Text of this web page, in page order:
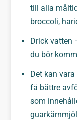
till alla
broccoli,
Drick vatten
du bör
Det kan
få bättre
som